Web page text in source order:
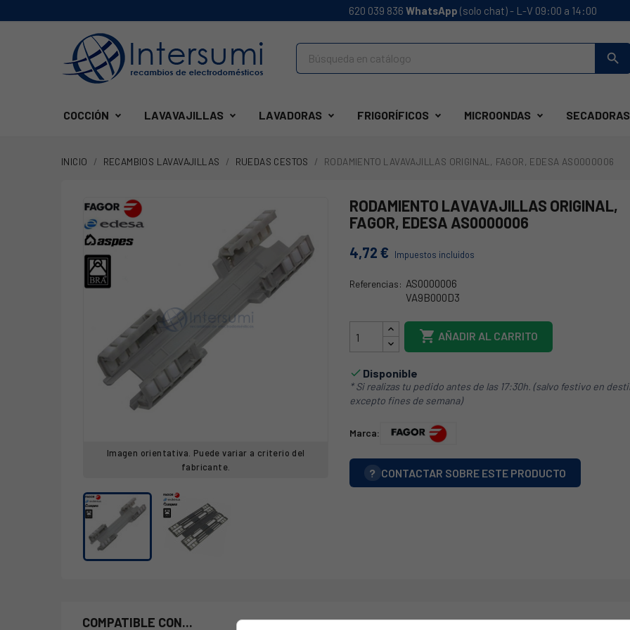
620 039 836 WhatsApp (solo chat) - L-V 09:00 a 14:00
search
COCCIÓN LAVAVAJILLAS LAVADORAS FRIGORÍFICOS MICROONDAS SECADORAS
INICIO RECAMBIOS LAVAVAJILLAS RUEDAS CESTOS RODAMIENTO LAVAVAJILLAS ORIGINAL, FAGOR, EDESA AS0000006
Imagen orientativa. Puede variar a criterio del
fabricante.
RODAMIENTO LAVAVAJILLAS ORIGINAL,
FAGOR, EDESA AS0000006
4,72 € Impuestos incluidos
Referencias: AS0000006
VA9B000D3
 AÑADIR AL CARRITO
 Disponible
* Si realizas tu pedido antes de las 17:30h. (salvo festivo en
excepto fines de semana)
Marca:
? CONTACTAR SOBRE ESTE PRODUCTO
COMPATIBLE CON...